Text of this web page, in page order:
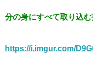
分の身にすべて取り込む
https://i.imgur.com/